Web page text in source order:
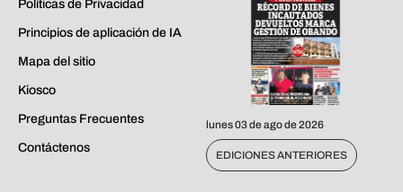
Políticas de Privacidad
Principios de aplicación de IA
Mapa del sitio
Kiosco
Preguntas Frecuentes
Contáctenos
lunes 03 de ago de 2026
EDICIONES ANTERIORES